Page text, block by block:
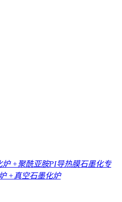
炉+聚酰亚胺PI导热膜石墨化专
+真空石墨化炉